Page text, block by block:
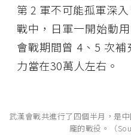
第 2 軍不可能孤軍深
戰中，日軍一開始動
會戰期間曾 4、5 次
力當在30萬人左右。
武漢會戰共進行了四個半月，是
龐的戰役。（